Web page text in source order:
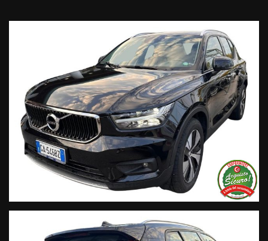
• Valutazione permute;
• Finanziamenti personalizzabili a tassi agevolati (privati/ditte
• Polizze Kasko fino a 60 mesi di durata con estensione “valore
• Garanzia legale di Conformità prevista obbligatoriamente
dal Codice del Consumo;
• Garanzia estendibile fino a 60 mesi.
Segui Automobili Vendraminie leggi le recensioni che
descrivono l’esperienza dei nostri clienti:
• Sul nostro sito ufficiale www.automobilivendramini.it dove
potrai trovare l’intero parco auto aggiornato, maggiori foto e
info per ogni singola vettura, i nostri servizi e la nostra storia.
• Sulla nostra pagina Facebook
• Sulla nostra pagina Instagram
• Sul nostro profilo Google Business
Live Chat Whatsapp: